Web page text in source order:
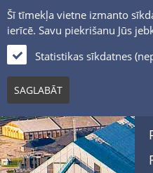
Šī tīmekļa vietne izmanto
ierīcē. Savu piekrišanu Jūs
Statistikas sīkdatnes
SAGLABĀT